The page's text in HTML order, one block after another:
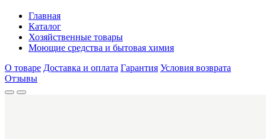
Главная
Каталог
Хозяйственные товары
Моющие средства и бытовая химия
О товаре Доставка и оплата Гарантия Условия возврата
Отзывы